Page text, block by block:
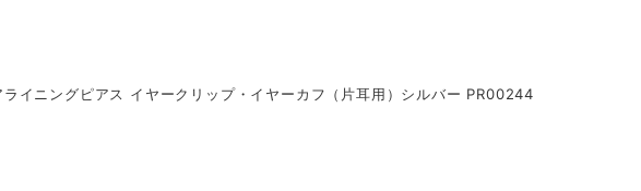
イニングピアス イヤークリップ・イヤーカフ（片耳用）シルバー PR00244